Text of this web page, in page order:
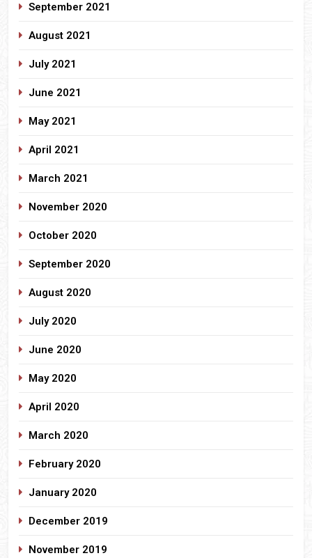
September 2021
August 2021
July 2021
June 2021
May 2021
April 2021
March 2021
November 2020
October 2020
September 2020
August 2020
July 2020
June 2020
May 2020
April 2020
March 2020
February 2020
January 2020
December 2019
November 2019